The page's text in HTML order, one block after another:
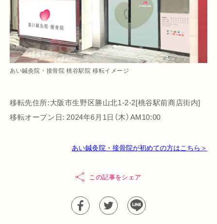
あい鍼灸院・接骨院 桃谷駅院 移転イメージ
移転先住所:大阪市生野区勝山北1-2-2[桃谷駅前商店街内]
移転オープン日: 2024年6月1日（木）AM10:00
あい鍼灸院・接骨院が初めての方はこちら＞
この記事をシェア